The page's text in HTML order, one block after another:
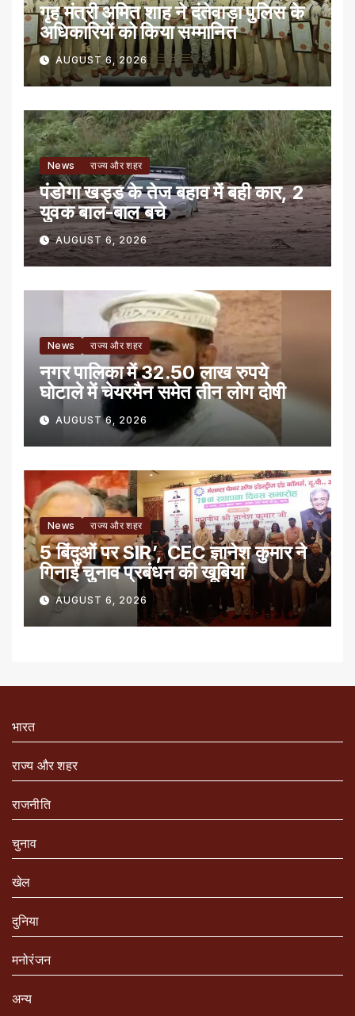
गृह मंत्री अमित शाह ने दंतेवाड़ा पुलिस के
अधिकारियों को किया सम्मानित
AUGUST 6, 2026
News राज्य और शहर
पंडोगा खड्ड के तेज बहाव में बही कार, 2
युवक बाल-बाल बचे
AUGUST 6, 2026
News राज्य और शहर
नगर पालिका में 32.50 लाख रुपये
घोटाले में चेयरमैन समेत तीन लोग दोषी
AUGUST 6, 2026
News राज्य और शहर
5 बिंदुओं पर SIR’, CEC ज्ञानेश कुमार ने
गिनाईं चुनाव प्रबंधन की खूबियां
AUGUST 6, 2026
भारत
राज्य और शहर
राजनीति
चुनाव
खेल
दुनिया
मनोरंजन
अन्य